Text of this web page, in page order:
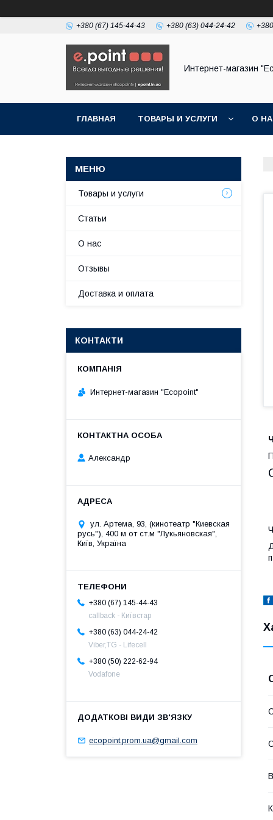
+380 (67) 145-44-43 +380 (63) 044-24-42
Интернет-магазин
ГЛАВНАЯ ТОВАРЫ И УСЛУГИ О
Товары и услуги
Статьи
О нас
Отзывы
Доставка и оплата
КОНТАКТИ
Интернет-магазин "Ecopoint"
Александр
ул. Артема, 93, (кинотеатр "Киевская
русь"), 400 м от ст.м "Лукьяновская",
Київ, Україна
+380 (67) 145-44-43
callback - Київстар
+380 (63) 044-24-42
Viber,TG - Lifecell
+380 (50) 222-62-94
Vodafone
ecopoint.prom.ua@gmail.com